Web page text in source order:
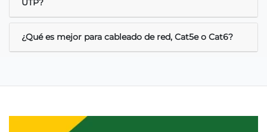
UTP?
¿Qué es mejor para cableado de red, Cat5e o Cat6?